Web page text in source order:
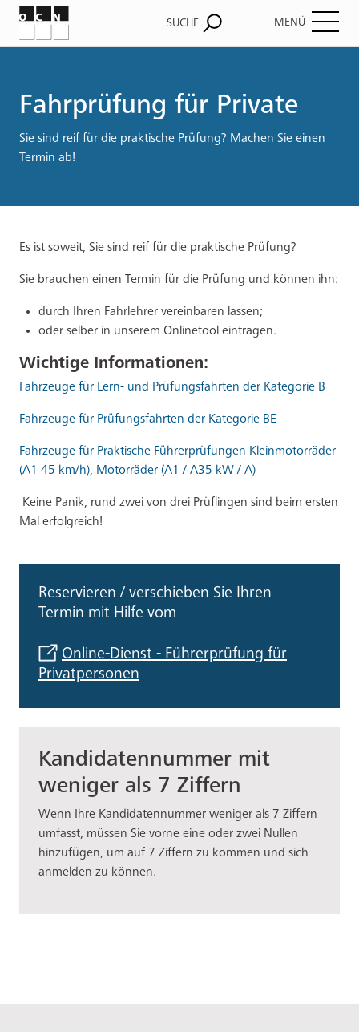
Fahrprüfung für Private
Sie sind reif für die praktische Prüfung? Machen Sie einen
Termin ab!
Es ist soweit, Sie sind reif für die praktische Prüfung?
Sie brauchen einen Termin für die Prüfung und können ihn:
durch Ihren Fahrlehrer vereinbaren lassen;
oder selber in unserem Onlinetool eintragen.
Wichtige Informationen:
Fahrzeuge für Lern- und Prüfungsfahrten der Kategorie B
Fahrzeuge für Prüfungsfahrten der Kategorie BE
Fahrzeuge für Praktische Führerprüfungen Kleinmotorräder
(A1 45 km/h), Motorräder (A1 / A35 kW / A)
Keine Panik, rund zwei von drei Prüflingen sind beim ersten
Mal erfolgreich!
Kandidatennummer mit
weniger als 7 Ziffern
Wenn Ihre Kandidatennummer weniger als 7 Ziffern
umfasst, müssen Sie vorne eine oder zwei Nullen
hinzufügen, um auf 7 Ziffern zu kommen und sich
anmelden zu können.
SUCHE MENÜ